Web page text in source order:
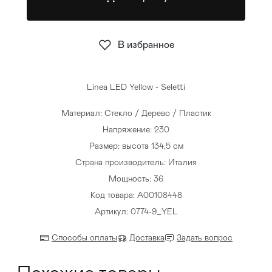
Стулья >
Linea LED Yellow - Seletti
Материал: Стекло / Дерево / Пластик
Напряжение: 230
Размер: высота 134,5 см
Страна производитель: Италия
Мощность: 36
Код товара: A00108448
Артикул: 0774-9_YEL
Способы оплаты Доставка Задать вопрос
В избранное